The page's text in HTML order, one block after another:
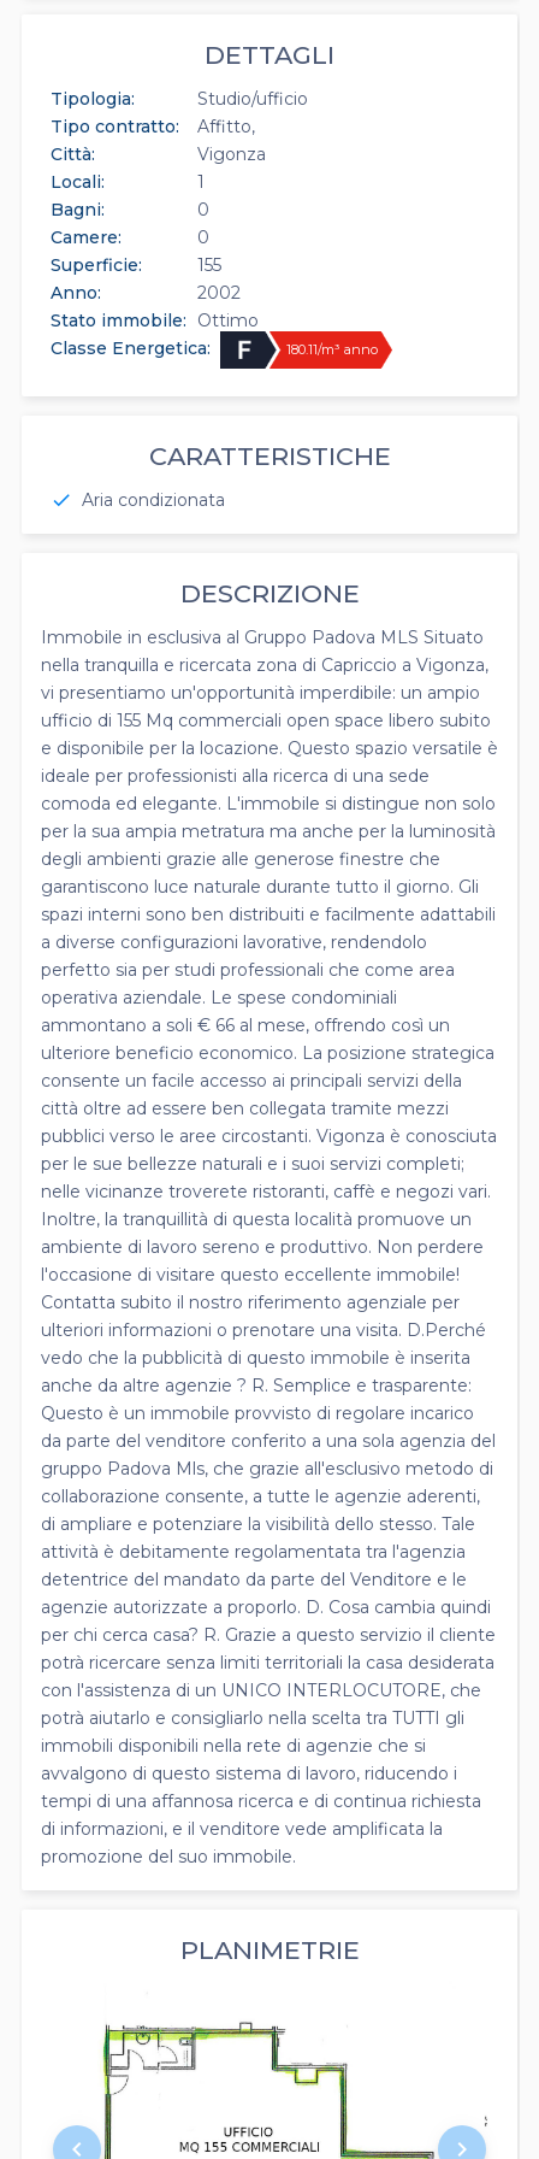
DETTAGLI
Tipologia:
Studio/ufficio
Tipo contratto:
Affitto
Città:
Vigonza
Locali:
1
Bagni:
0
Camere:
0
Superficie:
155
Anno:
2002
Stato immobile:
Ottimo
Classe Energetica:
180.11/m³ anno
CARATTERISTICHE
check Aria condizionata
DESCRIZIONE
Immobile in esclusiva al Gruppo Padova MLS Situato
nella tranquilla e ricercata zona di Capriccio a Vigonza,
vi presentiamo un'opportunità imperdibile: un ampio
ufficio di 155 Mq commerciali open space libero subito
e disponibile per la locazione. Questo spazio versatile è
ideale per professionisti alla ricerca di una sede
comoda ed elegante. L'immobile si distingue non solo
per la sua ampia metratura ma anche per la luminosità
degli ambienti grazie alle generose finestre che
garantiscono luce naturale durante tutto il giorno. Gli
spazi interni sono ben distribuiti e facilmente adattabili
a diverse configurazioni lavorative, rendendolo
perfetto sia per studi professionali che come area
operativa aziendale. Le spese condominiali
ammontano a soli € 66 al mese, offrendo così un
ulteriore beneficio economico. La posizione strategica
consente un facile accesso ai principali servizi della
città oltre ad essere ben collegata tramite mezzi
pubblici verso le aree circostanti. Vigonza è conosciuta
per le sue bellezze naturali e i suoi servizi completi;
nelle vicinanze troverete ristoranti, caffè e negozi vari.
Inoltre, la tranquillità di questa località promuove un
ambiente di lavoro sereno e produttivo. Non perdere
l'occasione di visitare questo eccellente immobile!
Contatta subito il nostro riferimento agenziale per
ulteriori informazioni o prenotare una visita. D.Perché
vedo che la pubblicità di questo immobile è inserita
anche da altre agenzie ? R. Semplice e trasparente:
Questo è un immobile provvisto di regolare incarico
da parte del venditore conferito a una sola agenzia del
gruppo Padova Mls, che grazie all'esclusivo metodo di
collaborazione consente, a tutte le agenzie aderenti,
di ampliare e potenziare la visibilità dello stesso. Tale
attività è debitamente regolamentata tra l'agenzia
detentrice del mandato da parte del Venditore e le
agenzie autorizzate a proporlo. D. Cosa cambia quindi
per chi cerca casa? R. Grazie a questo servizio il cliente
potrà ricercare senza limiti territoriali la casa desiderata
con l'assistenza di un UNICO INTERLOCUTORE, che
potrà aiutarlo e consigliarlo nella scelta tra TUTTI gli
immobili disponibili nella rete di agenzie che si
avvalgono di questo sistema di lavoro, riducendo i
tempi di una affannosa ricerca e di continua richiesta
di informazioni, e il venditore vede amplificata la
promozione del suo immobile.
PLANIMETRIE
keyboard_arrow_left keyboard_arrow_right